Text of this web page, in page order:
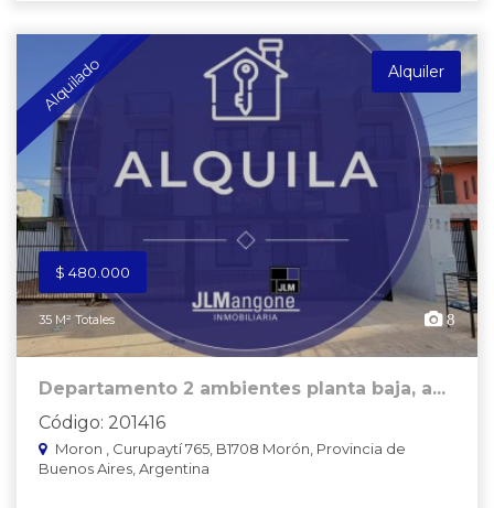
Alquilado Alquiler
$ 480.000
35 M² Totales 8
Departamento 2 ambientes planta baja, a...
Código: 201416
Moron , Curupaytí 765, B1708 Morón, Provincia de
Buenos Aires, Argentina